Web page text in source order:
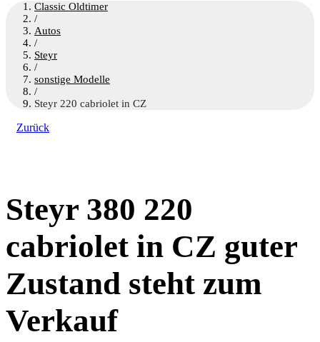
Classic Oldtimer
/
Autos
/
Steyr
/
sonstige Modelle
/
Steyr 220 cabriolet in CZ
Zurück
Steyr 380 220
cabriolet in CZ guter
Zustand steht zum
Verkauf